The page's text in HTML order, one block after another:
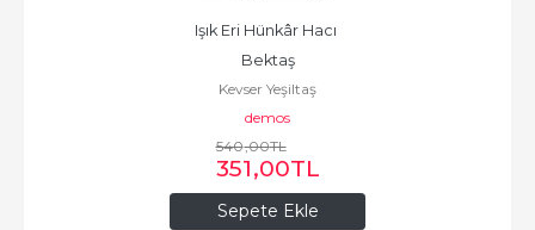
Sepete Ekle
Işık Eri Hünkâr Hacı
Bektaş
Kevser Yeşiltaş
demos
540,00TL
351,00TL